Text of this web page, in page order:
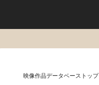
映像作品データベーストップ